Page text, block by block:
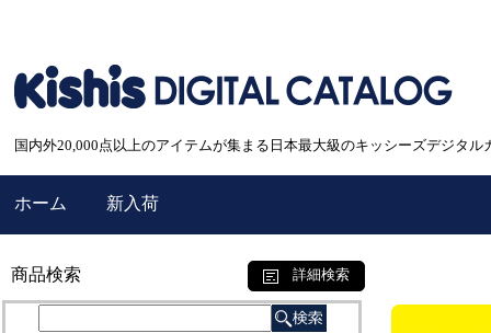
国内外20,000点以上のアイテムが集まる日本最大級のキッシーズデジタル
ホーム 新入荷
商品検索 詳細検索